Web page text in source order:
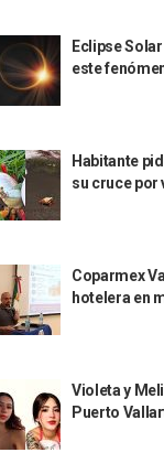
Eclipse
este
Habitante
su cruce por
Coparmex
hotelera en
Violeta y
Puerto